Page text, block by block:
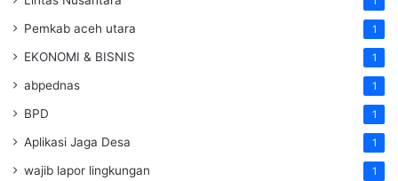
Pemkab aceh utara 1
EKONOMI & BISNIS 1
abpednas 1
BPD 1
Aplikasi Jaga Desa 1
wajib lapor lingkungan 1